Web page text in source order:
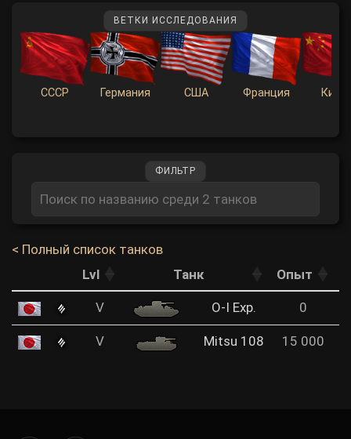
ВЕТКИ ИССЛЕДОВАНИЯ
СССР Германия США Франция
ФИЛЬТР
< Полный список танков
Lvl
Танк Опыт
V O-I Exp. 0
V Mitsu 108 15 000